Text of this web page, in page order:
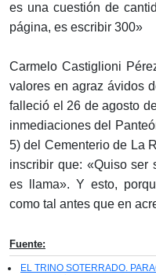
es una cuestión de
página, es escribir 300»
Carmelo Castiglioni
valores en agraz ávidos
falleció el 26 de agosto
inmediaciones del
5) del Cementerio de La
inscribir que: «Quiso ser
es llama». Y esto,
como tal antes que en
Fuente:
EL TRINO SOTERRADO.